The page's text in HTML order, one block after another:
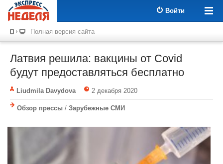
Войти
Полная версия сайта
Латвия решила: вакцины от Covid
будут предоставляться бесплатно
Liudmila Davydova 2 декабря 2020
Обзор прессы / Зарубежные СМИ